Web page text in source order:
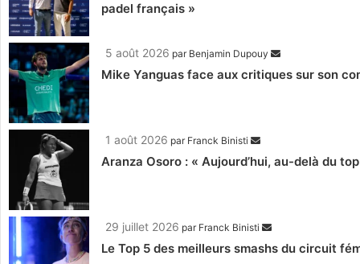
padel français »
5 août 2026 par Benjamin Dupouy
Mike Yanguas face aux critiques sur son
1 août 2026 par Franck Binisti
Aranza Osoro : « Aujourd’hui, au-delà du
29 juillet 2026 par Franck Binisti
Le Top 5 des meilleurs smashs du circuit